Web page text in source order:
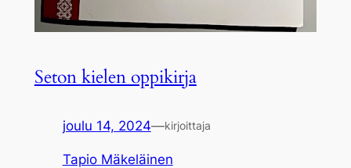
Seton kielen oppikirja
joulu 14, 2024—kirjoittaja
Tapio Mäkeläinen